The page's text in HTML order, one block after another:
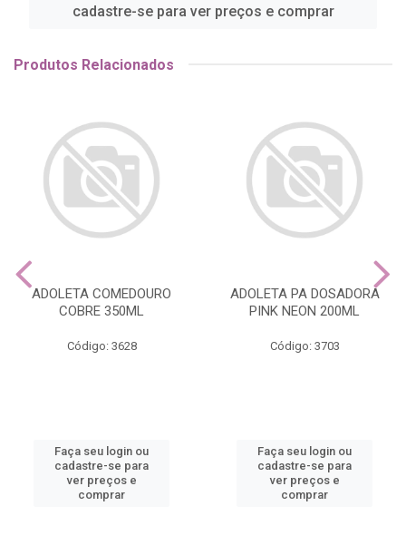
cadastre-se para ver preços e comprar
Produtos Relacionados
ADOLETA COMEDOURO
COBRE 350ML
Código: 3628
Faça seu login ou
cadastre-se para
ver preços e
comprar
ADOLETA PA DOSADORA
PINK NEON 200ML
Código: 3703
Faça seu login ou
cadastre-se para
ver preços e
comprar